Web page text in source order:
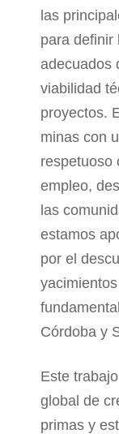
las
para definir
adecuados
viabilidad
proyectos.
minas con
respetuoso
empleo,
las
estamos
por el
Córdoba y
Este
global de
primas y